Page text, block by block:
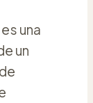
una
un